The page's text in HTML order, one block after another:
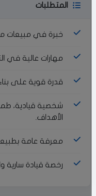
المتطلبات
خبرة في مبيعات
مهارات عالية في
قدرة قوية على بناء
شخصية قيادية،
الأهداف.
معرفة عامة بطبيعة
رخصة قيادة سارية